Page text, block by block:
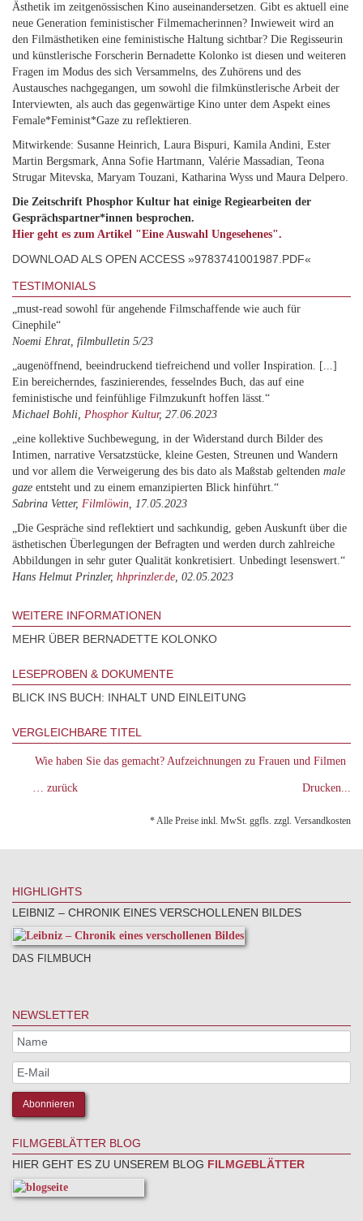
Ästhetik im zeitgenössischen Kino auseinandersetzen. Gibt es aktuell eine
neue Generation feministischer Filmemacherinnen? Inwieweit wird an
den Filmästhetiken eine feministische Haltung sichtbar? Die Regisseurin
und künstlerische Forscherin Bernadette Kolonko ist diesen und weiteren
Fragen im Modus des sich Versammelns, des Zuhörens und des
Austausches nachgegangen, um sowohl die filmkünstlerische Arbeit der
Interviewten, als auch das gegenwärtige Kino unter dem Aspekt eines
Female*Feminist*Gaze zu reflektieren.
Mitwirkende: Susanne Heinrich, Laura Bispuri, Kamila Andini, Ester
Martin Bergsmark, Anna Sofie Hartmann, Valérie Massadian, Teona
Strugar Mitevska, Maryam Touzani, Katharina Wyss und Maura Delpero.
Die Zeitschrift Phosphor Kultur hat einige Regiearbeiten der
Gesprächspartner*innen besprochen.
Hier geht es zum Artikel "Eine Auswahl Ungesehenes".
DOWNLOAD ALS OPEN ACCESS »9783741001987.PDF«
TESTIMONIALS
„must-read sowohl für angehende Filmschaffende wie auch für
Cinephile“
Noemi Ehrat, filmbulletin 5/23
„augenöffnend, beeindruckend tiefreichend und voller Inspiration. [...]
Ein bereicherndes, faszinierendes, fesselndes Buch, das auf eine
feministische und feinfühlige Filmzukunft hoffen lässt.“
Michael Bohli, Phosphor Kultur, 27.06.2023
„eine kollektive Suchbewegung, in der Widerstand durch Bilder des
Intimen, narrative Versatzstücke, kleine Gesten, Streunen und Wandern
und vor allem die Verweigerung des bis dato als Maßstab geltenden male
gaze entsteht und zu einem emanzipierten Blick hinführt.“
Sabrina Vetter, Filmlöwin, 17.05.2023
„Die Gespräche sind reflektiert und sachkundig, geben Auskunft über die
ästhetischen Überlegungen der Befragten und werden durch zahlreiche
Abbildungen in sehr guter Qualität konkretisiert. Unbedingt lesenswert.“
Hans Helmut Prinzler, hhprinzler.de, 02.05.2023
WEITERE INFORMATIONEN
MEHR ÜBER BERNADETTE KOLONKO
LESEPROBEN & DOKUMENTE
BLICK INS BUCH: INHALT UND EINLEITUNG
VERGLEICHBARE TITEL
Wie haben Sie das gemacht? Aufzeichnungen zu Frauen und Filmen
… zurück Drucken...
* Alle Preise inkl. MwSt. ggfls. zzgl. Versandkosten
HIGHLIGHTS
LEIBNIZ – CHRONIK EINES VERSCHOLLENEN BILDES
DAS FILMBUCH
NEWSLETTER
FILMGEBLÄTTER BLOG
HIER GEHT ES ZU UNSEREM BLOG FILMGEBLÄTTER